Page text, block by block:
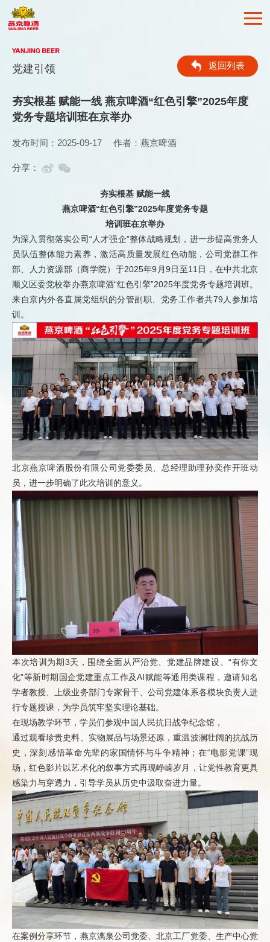
党建引领 返回列表
夯实根基 赋能一线 燕京啤酒“红色引擎”2025年度
党务专题培训班在京举办
发布时间：2025-09-17 作者：燕京啤酒
分享：
夯实根基 赋能一线
燕京啤酒“红色引擎”2025年度党务专题
培训班在京举办
为深入贯彻落实公司“人才强企”整体战略规划，进一步提高党务人
员队伍整体能力素养，激活高质量发展红色动能，公司党群工作
部、人力资源部（商学院）于2025年9月9日至11日，在中共北京
顺义区委党校举办燕京啤酒“红色引擎”2025年度党务专题培训班。
来自京内外各直属党组织的分管副职、党务工作者共79人参加培
训。
北京燕京啤酒股份有限公司党委委员、总经理助理孙奕作开班动
员，进一步明确了此次培训的意义。
本次培训为期3天，围绕全面从严治党、党建品牌建设、“有你文
化”等新时期国企党建重点工作及AI赋能等通用类课程，邀请知名
学者教授、上级业务部门专家骨干、公司党建体系各模块负责人进
行专题授课，为学员筑牢坚实理论基础。
在现场教学环节，学员们参观中国人民抗日战争纪念馆，
通过观看珍贵史料、实物展品与场景还原，重温波澜壮阔的抗战历
史，深刻感悟革命先辈的家国情怀与斗争精神；在“电影党课”现
场，红色影片以艺术化的叙事方式再现峥嵘岁月，让党性教育更具
感染力与穿透力，引导学员从历史中汲取奋进力量。
在案例分享环节，燕京漓泉公司党委、北京工厂党委、生产中心党